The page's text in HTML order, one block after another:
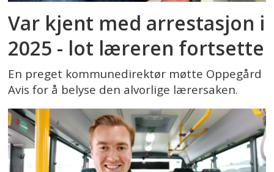
Var kjent med arrestasjon i
2025 - lot læreren fortsette
En preget kommunedirektør møtte Oppegård
Avis for å belyse den alvorlige lærersaken.